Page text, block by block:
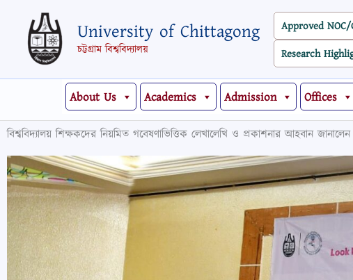
content
University of Chittagong
চট্টগ্রাম বিশ্ববিদ্যালয়
Approved NOC/
Research
About Us Academics Admission Offices
বিশ্ববিদ্যালয় শিক্ষকদের নিয়মিত গবেষণাভিত্তিক লেখালেখি ও প্রকাশনার আহবান জানালেন